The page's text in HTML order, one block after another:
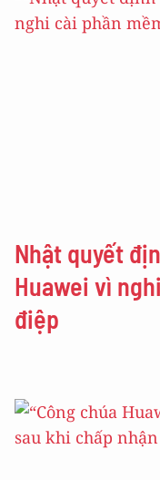
Nhật quyết
Huawei vì
điệp